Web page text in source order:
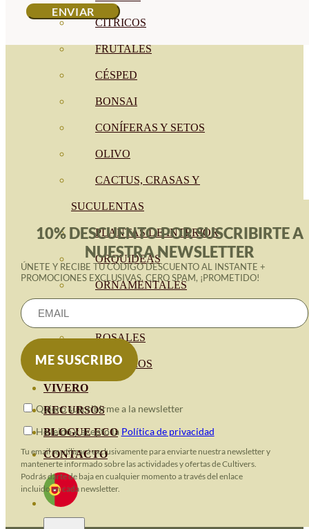
CÍTRICOS
FRUTALES
CÉSPED
BONSAI
CONÍFERAS Y SETOS
OLIVO
CACTUS, CRASAS Y
SUCULENTAS
PLANTAS DE INTERIOR
ORQUIDEAS
ORNAMENTALES
ROSALES
GERANIOS
VIVERO
RECURSOS
BLOGUE ECO
CONTACTO
10% DESCUENTO POR SUSCRIBIRTE A
NUESTRA NEWSLETTER
ÚNETE Y RECIBE TU CÓDIGO DESCUENTO AL INSTANTE +
PROMOCIONES EXCLUSIVAS. CERO SPAM, ¡PROMETIDO!
Quiero suscribirme a la newsletter
He leido y acepto la Política de privacidad
Tu email se utilizará exclusivamente para enviarte nuestra newsletter y
mantenerte informado sobre las actividades y ofertas de Cultivers.
Podrás darte de baja en cualquier momento a través del enlace
incluido en cada newsletter.